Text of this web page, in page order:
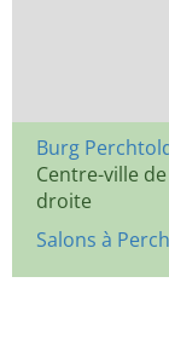
Burg
Centre-ville
droite
Salons à